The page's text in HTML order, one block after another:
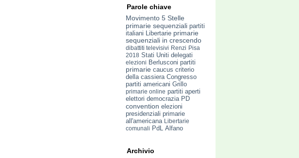
Parole chiave
Movimento 5 Stelle
primarie sequenziali partiti
italiani Libertarie primarie
sequenziali in crescendo
dibattiti televisivi Renzi Pisa
2018 Stati Uniti delegati
elezioni Berlusconi partiti
primarie caucus criterio
della cassiera Congresso
partiti americani Grillo
primarie online partiti aperti
elettori democrazia PD
convention elezioni
presidenziali primarie
all'americana Libertarie
comunali PdL Alfano
Archivio